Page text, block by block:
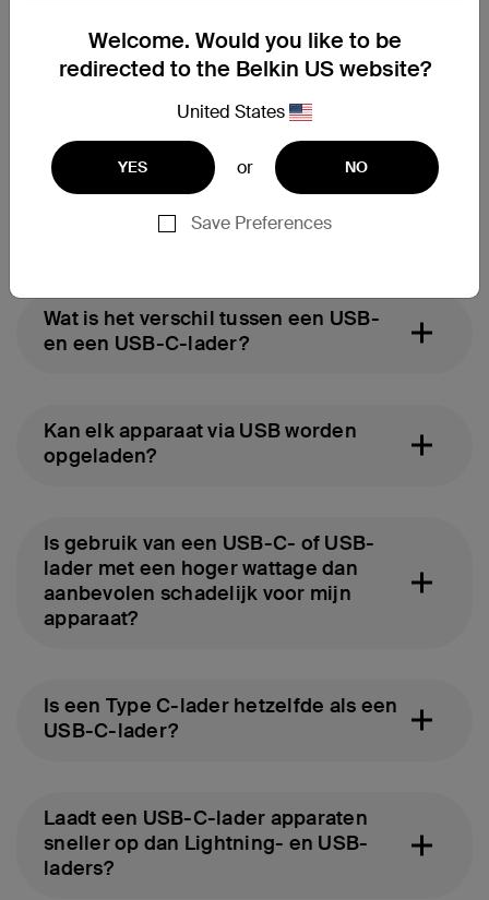
Veelgestelde vragen
over USB-C-laders
Wat is een USB-C-lader?
Wat is USB-C-laden?
Wat is het verschil tussen een USB-
en een USB-C-lader?
Kan elk apparaat via USB worden
opgeladen?
Is gebruik van een USB-C- of USB-
lader met een hoger wattage dan
aanbevolen schadelijk voor mijn
apparaat?
Is een Type C-lader hetzelfde als een
USB-C-lader?
Laadt een USB-C-lader apparaten
sneller op dan Lightning- en USB-
laders?
Welcome. Would you like to be
redirected to the Belkin US website?
United States
YES or NO
Save Preferences